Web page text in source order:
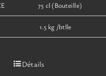
75 cl (Bouteille)
1.5 kg /btlle
CeDétails